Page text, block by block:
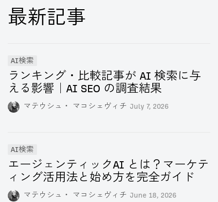
最新記事
マテウシュ・ マコシェヴィチ July 7, 2026
AI検索
ランキング・比較記事が AI 検索に与
える影響｜AI SEO の調査結果
マテウシュ・ マコシェヴィチ June 18, 2026
AI検索
エージェンティックAI とは？マーケテ
ィング活用法と始め方を完全ガイド